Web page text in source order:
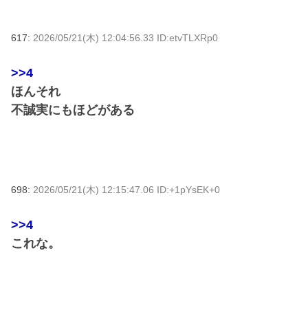
617: 2026/05/21(木) 12:04:56.33 ID:etvTLXRp0
>>4
ほんそれ
不誠実にもほどがある
698: 2026/05/21(木) 12:15:47.06 ID:+1pYsEK+0
>>4
これな。